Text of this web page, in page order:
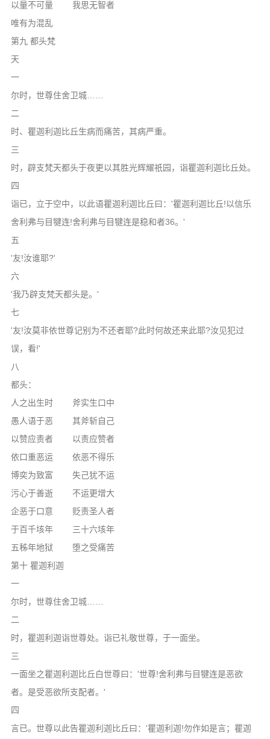
以量不可量 我思无智者
唯有为混乱
第九 都头梵
一
尔时，世尊住舍卫城……
二
时、瞿迦利迦比丘生病而痛苦，其病严重。
三
时，辟支梵天都头于夜更以其胜光辉耀祇园，诣瞿迦利迦比丘处。
四
诣已，立于空中，以此语瞿迦利迦比丘曰：'瞿迦利迦比丘!以信乐
舍利弗与目犍连!舍利弗与目犍连是稳和者36。'
五
'友!汝谁耶?'
六
'我乃辟支梵天都头是。'
七
'友!汝莫非依世尊记别为不还者耶?此时何故还来此耶?汝见犯过
误，看!'
八
都头：
人之出生时 斧实生口中
愚人语于恶 其斧斩自己
以赞应责者 以责应赞者
依口重恶运 依恶不得乐
博奕为致富 失己犹不运
污心于善逝 不运更增大
企恶于口意 贬责圣人者
于百千垓年 三十六垓年
五秭年地狱 堕之受痛苦
第十 瞿迦利迦
一
尔时，世尊住舍卫城……
二
时，瞿迦利迦诣世尊处。诣已礼敬世尊，于一面坐。
三
一面坐之瞿迦利迦比丘白世尊曰：'世尊!舍利弗与目犍连是恶欲
者。是受恶欲所支配者。'
四
言已。世尊以此告瞿迦利迦比丘曰：'瞿迦利迦!勿作如是言；瞿迦